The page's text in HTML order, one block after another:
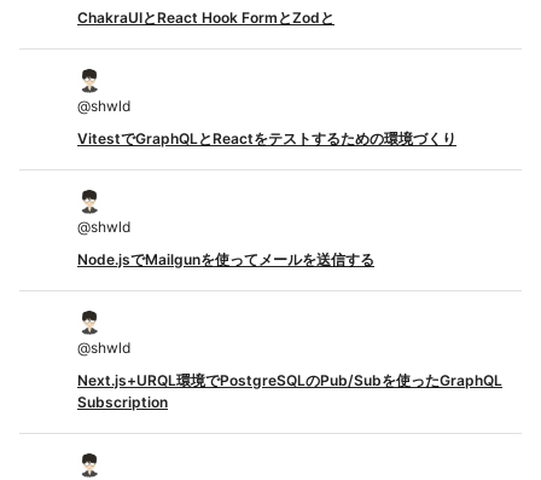
ChakraUIとReact Hook FormとZodと
@shwld
VitestでGraphQLとReactをテストするための環境づくり
@shwld
Node.jsでMailgunを使ってメールを送信する
@shwld
Next.js+URQL環境でPostgreSQLのPub/Subを使ったGraphQL
Subscription